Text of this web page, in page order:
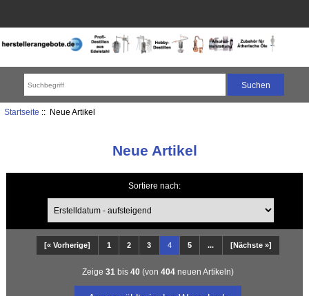
Startseite :: Neue Artikel
Neue Artikel
Sortiere nach:
[« Vorherige] 1 2 3 4 5 ... [Nächste »]
Zeige 31 bis 40 (von 404 neuen Artikeln)